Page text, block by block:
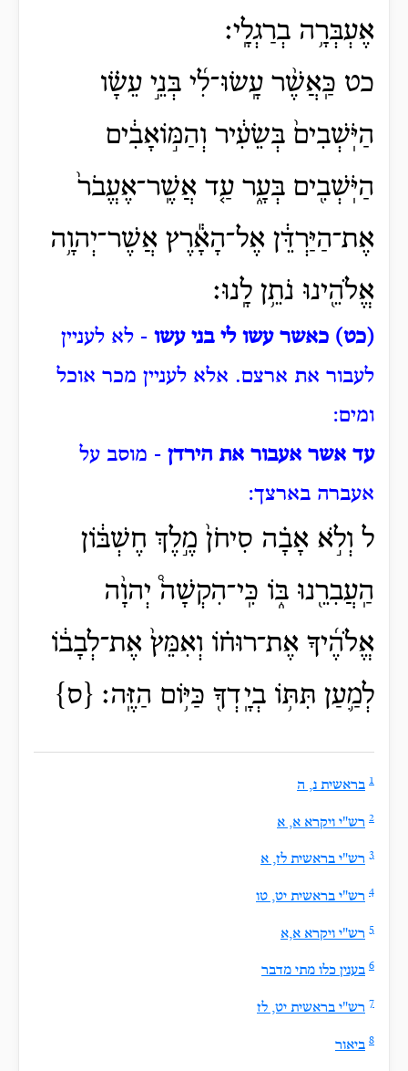
אֶעְבְּרָ֥ה בְרַגְלָֽי׃
כט כַּֽאֲשֶׁ֨ר עָֽשׂוּ־לִ֜י בְּנֵ֣י עֵשָׂ֗ו
הַיֹּֽשְׁבִים֙ בְּשֵׂעִ֔יר וְהַמּ֣וֹאָבִ֔ים
הַיֹּֽשְׁבִ֖ים בְּעָ֑ר עַ֤ד אֲשֶֽׁר־אֶעֱבֹר֙
אֶת־הַיַּרְדֵּ֔ן אֶל־הָאָ֕רֶץ אֲשֶׁר־יְהוָ֥ה
אֱלֹהֵ֖ינוּ נֹתֵ֥ן לָֽנוּ׃
(כט) כאשר עשו לי בני עשו - לא לעניין
לעבור את ארצם. אלא לעניין מכר אוכל
ומים:
עד אשר אעבור את הירדן - מוסב על
אעברה בארצך:
ל וְלֹ֣א אָבָ֗ה סִיחֹן֙ מֶ֣לֶךְ חֶשְׁבּ֔וֹן
הַֽעֲבִרֵ֖נוּ בּ֑וֹ כִּֽי־הִקְשָׁה֩ יְהוָ֨ה
אֱלֹהֶ֜יךָ אֶת־רוּח֗וֹ וְאִמֵּץ֙ אֶת־לְבָב֔וֹ
לְמַ֛עַן תִּתּ֥וֹ בְיָֽדְךָ֖ כַּיּ֥וֹם הַזֶּֽה׃ {ס}
1 בראשית נ, ה
2 רש"י ויקרא א, א
3 רש"י בראשית לז, א
4 רש"י בראשית יט, טו
5 רש"י ויקרא א,א
6 בענין כלו מתי מדבר
7 רש"י בראשית יט, לז
8 ביאור